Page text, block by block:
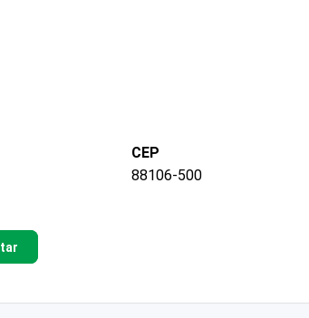
CEP
88106-500